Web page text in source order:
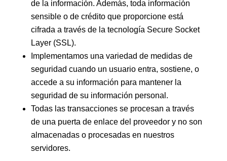
de la información. Además, toda información
sensible o de crédito que proporcione está
cifrada a través de la tecnología Secure Socket
Layer (SSL).
Implementamos una variedad de medidas de
seguridad cuando un usuario entra, sostiene, o
accede a su información para mantener la
seguridad de su información personal.
Todas las transacciones se procesan a través
de una puerta de enlace del proveedor y no son
almacenadas o procesadas en nuestros
servidores.